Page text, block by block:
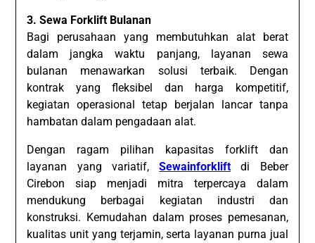
3. Sewa Forklift Bulanan
Bagi perusahaan yang membutuhkan alat berat
dalam jangka waktu panjang, layanan sewa
bulanan menawarkan solusi terbaik. Dengan
kontrak yang fleksibel dan harga kompetitif,
kegiatan operasional tetap berjalan lancar tanpa
hambatan dalam pengadaan alat.
Dengan ragam pilihan kapasitas forklift dan
layanan yang variatif,Sewainforklift di Beber
Cirebon siap menjadi mitra terpercaya dalam
mendukung berbagai kegiatan industri dan
konstruksi. Kemudahan dalam proses pemesanan,
kualitas unit yang terjamin, serta layanan purna jual